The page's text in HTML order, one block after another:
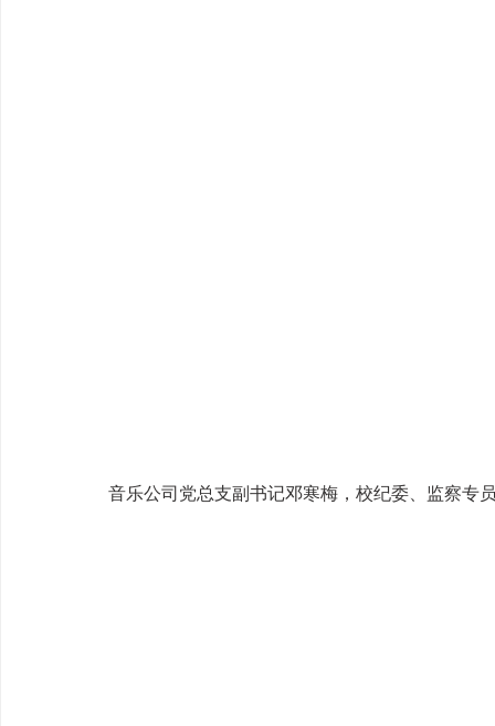
音乐公司党总支副书记邓寒梅，校纪委、监察专